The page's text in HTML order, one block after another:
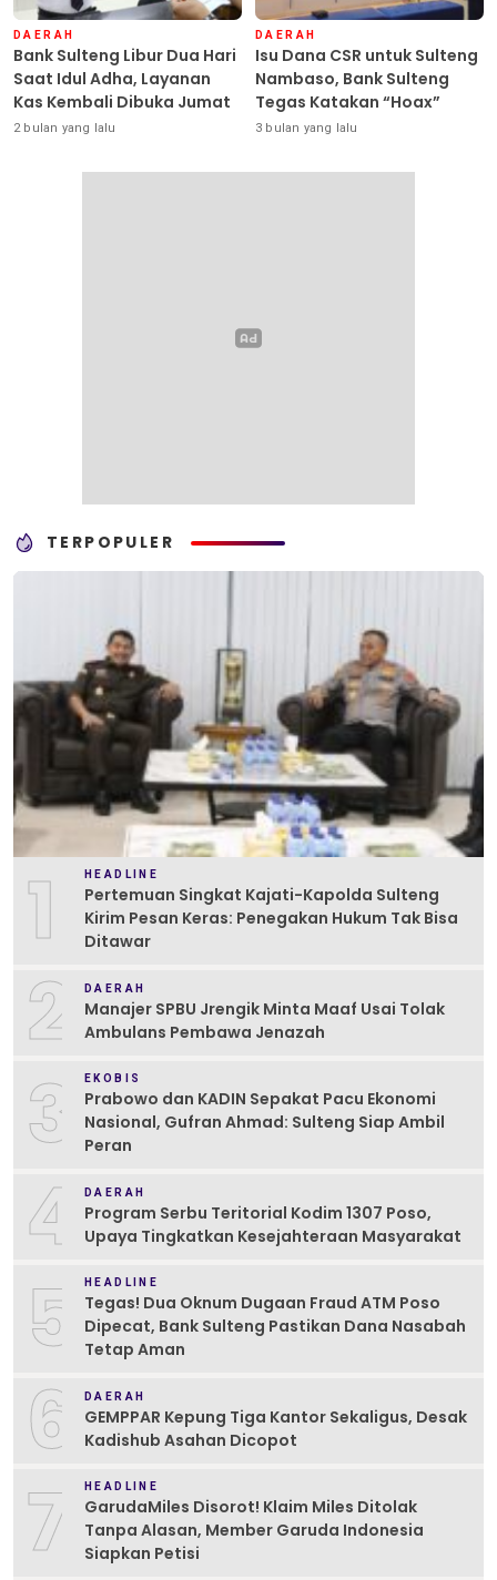
DAERAH
Bank Sulteng Libur Dua Hari
Saat Idul Adha, Layanan
Kas Kembali Dibuka Jumat
2 bulan yang lalu
DAERAH
Isu Dana CSR untuk Sulteng
Nambaso, Bank Sulteng
Tegas Katakan “Hoax”
3 bulan yang lalu
TERPOPULER
1 HEADLINE
Pertemuan Singkat Kajati-Kapolda Sulteng
Kirim Pesan Keras: Penegakan Hukum Tak Bisa
Ditawar
2 DAERAH
Manajer SPBU Jrengik Minta Maaf Usai Tolak
Ambulans Pembawa Jenazah
3 EKOBIS
Prabowo dan KADIN Sepakat Pacu Ekonomi
Nasional, Gufran Ahmad: Sulteng Siap Ambil
Peran
4 DAERAH
Program Serbu Teritorial Kodim 1307 Poso,
Upaya Tingkatkan Kesejahteraan Masyarakat
5 HEADLINE
Tegas! Dua Oknum Dugaan Fraud ATM Poso
Dipecat, Bank Sulteng Pastikan Dana Nasabah
Tetap Aman
6 DAERAH
GEMPPAR Kepung Tiga Kantor Sekaligus, Desak
Kadishub Asahan Dicopot
7 HEADLINE
GarudaMiles Disorot! Klaim Miles Ditolak
Tanpa Alasan, Member Garuda Indonesia
Siapkan Petisi